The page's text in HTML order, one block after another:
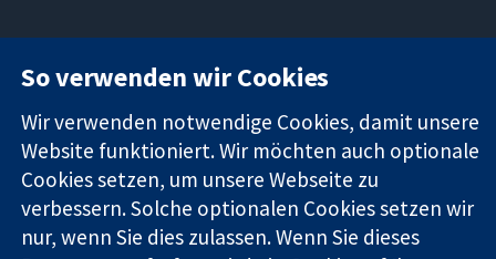
Evidenz
Informierte
Entscheidungen
Bessere
11-13 Cavendish
Square
London
W1G0AN
Vereinigtes
Königreich
Neuigkeiten
Pressestelle
Über uns
Cochrane
Library
So verwenden wir Cookies
Wir verwenden notwendige Cookies, damit unsere
Website funktioniert. Wir möchten auch optionale
Cookies setzen, um unsere Webseite zu
verbessern. Solche optionalen Cookies setzen wir
nur, wenn Sie dies zulassen. Wenn Sie dieses